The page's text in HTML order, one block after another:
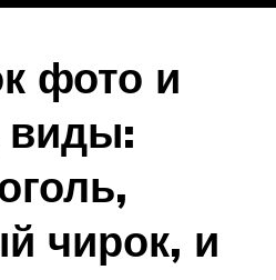
фото и
виды:
чирок, и